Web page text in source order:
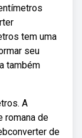
tem uma
seu
também
A
romana de
de